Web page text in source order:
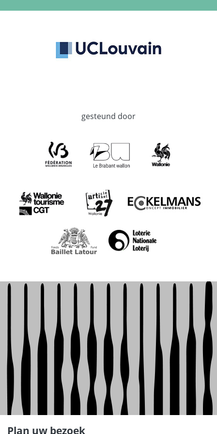
gesteund door
Plan uw bezoek